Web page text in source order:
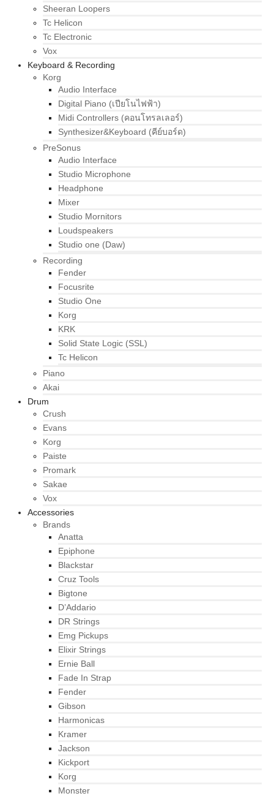
Sheeran Loopers
Tc Helicon
Tc Electronic
Vox
Keyboard & Recording
Korg
Audio Interface
Digital Piano (เปียโนไฟฟ้า)
Midi Controllers (คอนโทรลเลอร์)
Synthesizer&Keyboard (คีย์บอร์ด)
PreSonus
Audio Interface
Studio Microphone
Headphone
Mixer
Studio Mornitors
Loudspeakers
Studio one (Daw)
Recording
Fender
Focusrite
Studio One
Korg
KRK
Solid State Logic (SSL)
Tc Helicon
Piano
Akai
Drum
Crush
Evans
Korg
Paiste
Promark
Sakae
Vox
Accessories
Brands
Anatta
Epiphone
Blackstar
Cruz Tools
Bigtone
D’Addario
DR Strings
Emg Pickups
Elixir Strings
Ernie Ball
Fade In Strap
Fender
Gibson
Harmonicas
Kramer
Jackson
Kickport
Korg
Monster